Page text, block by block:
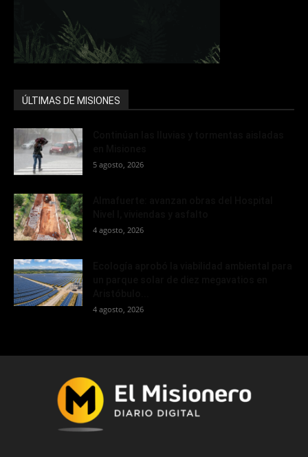
ÚLTIMAS DE MISIONES
5 agosto, 2026
4 agosto, 2026
4 agosto, 2026